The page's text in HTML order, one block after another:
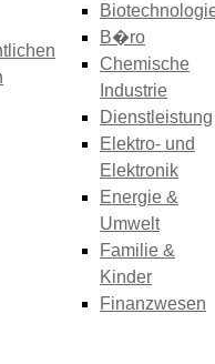
B�ro
Chemische
Industrie
Dienstleistung
Elektro- und
Elektronik
Energie &
Umwelt
Familie &
Kinder
Finanzwesen